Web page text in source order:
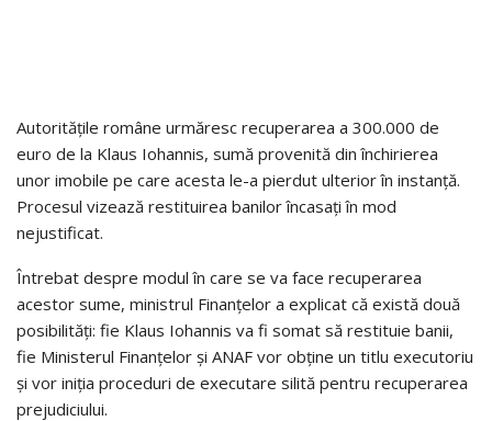
Autoritățile române urmăresc recuperarea a 300.000 de
euro de la Klaus Iohannis, sumă provenită din închirierea
unor imobile pe care acesta le-a pierdut ulterior în instanță.
Procesul vizează restituirea banilor încasați în mod
nejustificat.
Întrebat despre modul în care se va face recuperarea
acestor sume, ministrul Finanțelor a explicat că există două
posibilități: fie Klaus Iohannis va fi somat să restituie banii,
fie Ministerul Finanțelor și ANAF vor obține un titlu executoriu
și vor iniția proceduri de executare silită pentru recuperarea
prejudiciului.